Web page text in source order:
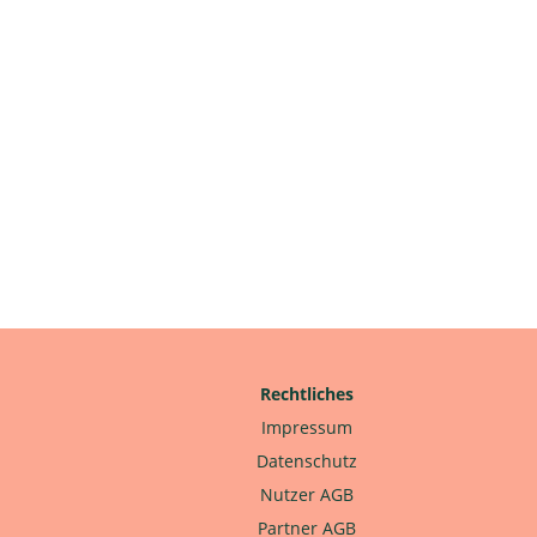
Rechtliches
Impressum
Datenschutz
Nutzer AGB
Partner AGB